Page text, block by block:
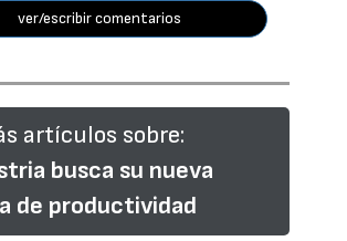
ver/escribir comentarios
artículos sobre:
busca su nueva
de productividad